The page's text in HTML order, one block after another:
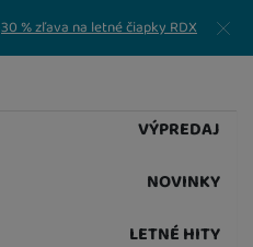
30 % zľava na letné čiapky RDX Zavrieť
VÝPREDAJ
NOVINKY
LETNÉ HITY